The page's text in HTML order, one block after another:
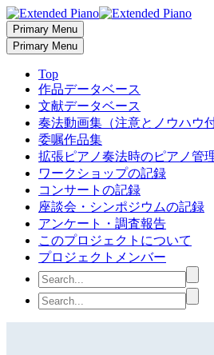
Primary Menu
Primary Menu
Top
作品データベース
文献データベース
奏法動画集（注意とノウハウ付
委嘱作品集
拡張ピアノ奏法時のピアノ管
ワークショップの記録
コンサートの記録
座談会・シンポジウムの記録
アンケート・調査報告
このプロジェクトについて
プロジェクトメンバー